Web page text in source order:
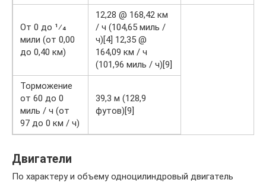
От 0 до 1⁄4
мили (от 0,00
до 0,40 км)
12,28 @ 168,42 км
/ ч (104,65 миль /
ч)[4] 12,35 @
164,09 км / ч
(101,96 миль / ч)[9]
Торможение
от 60 до 0
миль / ч (от
97 до 0 км / ч)
39,3 м (128,9
футов)[9]
Двигатели
По характеру и объему одноцилиндровый двигатель